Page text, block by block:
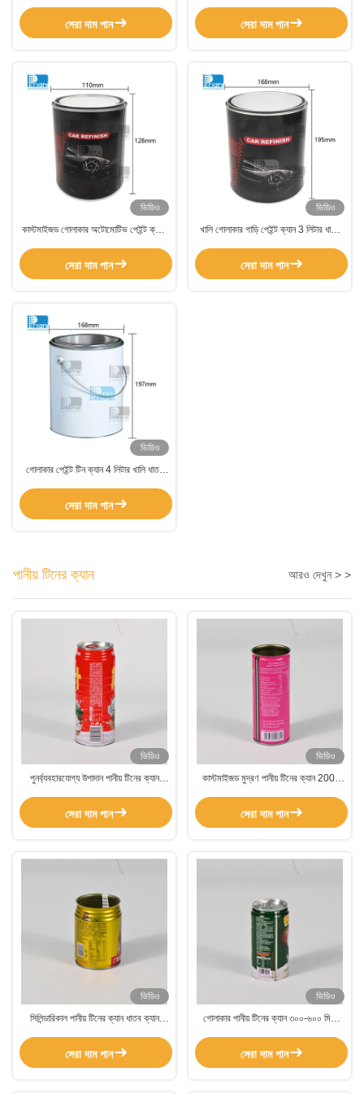
হ্যান্ডলিং এবং বিতরণ প্রক্রিয়াগুলিকে সমর্থন করে
সেরা দাম পান
বালতি
সেরা দাম পান
ভিডিও
কাস্টমাইজড গোলাকার অটোমোটিভ পেইন্ট ক্যান,
সেরা দাম পান
ভিডিও
খালি গোলাকার গাড়ি পেইন্ট ক্যান 3 লিটার ধাতব
সেরা দাম পান
ভিডিও
গোলাকার পেইন্ট টিন ক্যান 4 লিটার খালি ধাতব
সেরা দাম পান
পানীয় টিনের ক্যান আরও দেখুন > >
ভিডিও
পুনর্ব্যবহারযোগ্য উপাদান পানীয় টিনের ক্যান
সেরা দাম পান
ভিডিও
কাস্টমাইজড মুদ্রণ পানীয় টিনের ক্যান 200-
সেরা দাম পান
ভিডিও
সিলিন্ডারিকাল পানীয় টিনের ক্যান ধাতব ক্যান
সেরা দাম পান
ভিডিও
গোলাকার পানীয় টিনের ক্যান ৩০০-৬০০ মিলি
সেরা দাম পান